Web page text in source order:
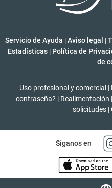
Servicio de Ayuda |Aviso legal |
Estadísticas | Política de
de
Uso profesional y comercial |
contraseña? | Realimentación |
solicitudes |
Síganos en